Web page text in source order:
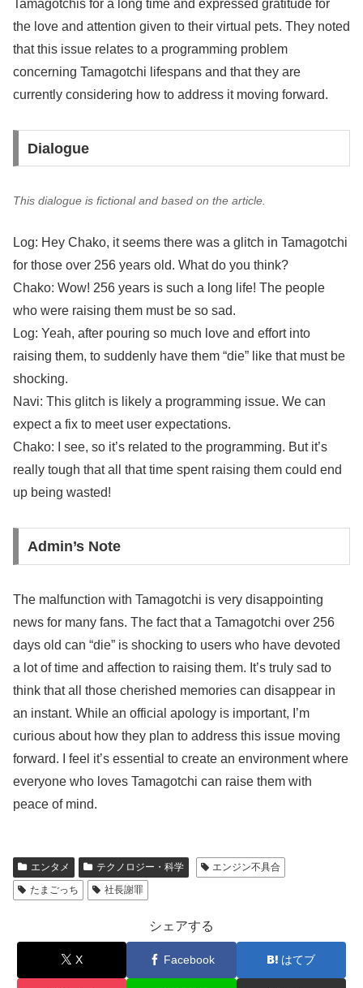
Tamagotchis for a long time and expressed gratitude for
the love and attention given to their virtual pets. They noted
that this issue relates to a programming problem
concerning Tamagotchi lifespans and that they are
currently considering how to address it moving forward.
Dialogue
This dialogue is fictional and based on the article.
Log: Hey Chako, it seems there was a glitch in Tamagotchi
for those over 256 years old. What do you think?
Chako: Wow! 256 years is such a long life! The people
who were raising them must be so sad.
Log: Yeah, after pouring so much love and effort into
raising them, to suddenly have them “die” like that must be
shocking.
Navi: This glitch is likely a programming issue. We can
expect a fix to meet user expectations.
Chako: I see, so it’s related to the programming. But it’s
really tough that all that time spent raising them could end
up being wasted!
Admin’s Note
The malfunction with Tamagotchi is very disappointing
news for many fans. The fact that a Tamagotchi over 256
days old can “die” is shocking to users who have devoted
a lot of time and affection to raising them. It’s truly sad to
think that all those cherished memories can disappear in
an instant. While an official apology is important, I’m
curious about how they plan to address this issue moving
forward. I feel it’s essential to create an environment where
everyone who loves Tamagotchi can raise them with
peace of mind.
エンタメ テクノロジー・科学
エンジン不具合
たまごっち
社長謝罪
シェアする
X Facebook はてブ